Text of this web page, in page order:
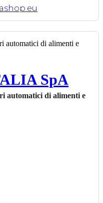
SpA
automatici di alimenti e